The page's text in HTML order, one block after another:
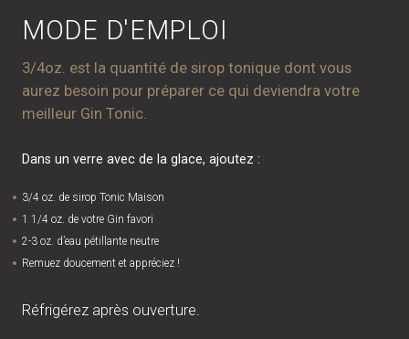
MODE D'EMPLOI
3/4oz. est la quantité de sirop tonique dont vous
aurez besoin pour préparer ce qui deviendra votre
meilleur Gin Tonic.
Dans un verre avec de la glace, ajoutez :
3/4 oz. de sirop Tonic Maison
1 1/4 oz. de votre Gin favori
2-3 oz. d’eau pétillante neutre
Remuez doucement et appréciez !
Réfrigérez après ouverture.